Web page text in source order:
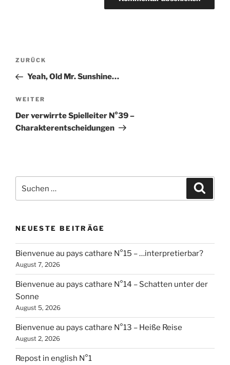
Beitragsnavigation
Vorheriger
Beitrag
ZURÜCK
Yeah, Old Mr. Sunshine…
Nächster
Beitrag
WEITER
Der verwirrte Spielleiter N°39 –
Charakterentscheidungen
nach:
NEUESTE BEITRÄGE
Bienvenue au pays cathare N°15 – …interpretierbar?
August 7, 2026
Bienvenue au pays cathare N°14 – Schatten unter der
Sonne
August 5, 2026
Bienvenue au pays cathare N°13 – Heiße Reise
August 2, 2026
Repost in english N°1